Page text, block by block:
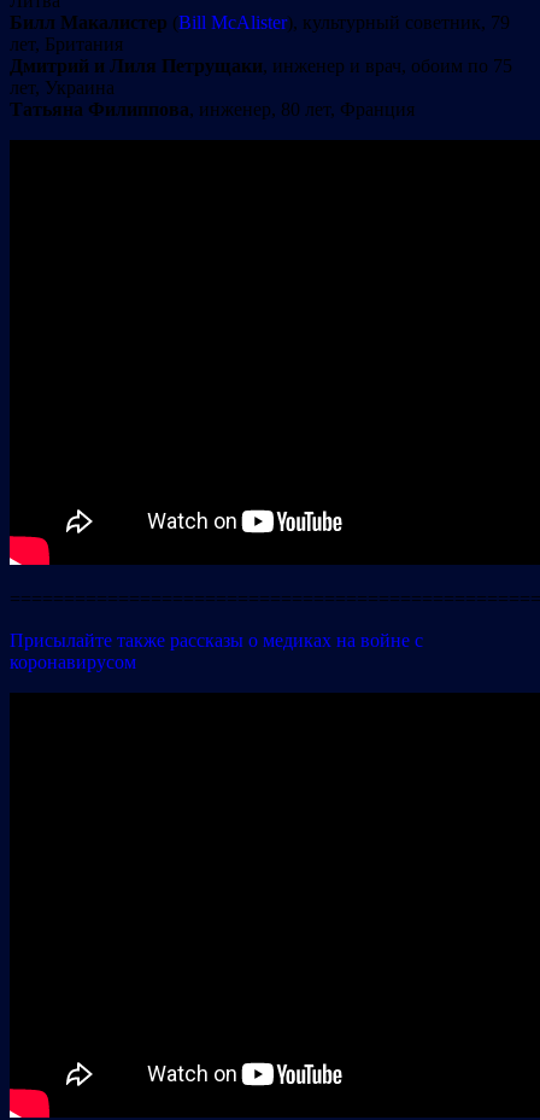
Билл Макалистер (Bill McAlister), культурный советник, 79
лет, Британия
Дмитрий и Лиля Петрущаки, инженер и врач, обоим по 75
лет, Украина
Татьяна Филиппова, инженер, 80 лет, Франция
Присылайте также рассказы о медиках на войне с
коронавирусом